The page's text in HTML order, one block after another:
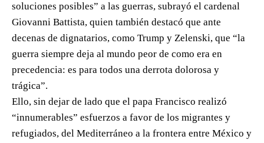
soluciones posibles” a las guerras, subrayó el cardenal
Giovanni Battista, quien también destacó que ante
decenas de dignatarios, como Trump y Zelenski, que “la
guerra siempre deja al mundo peor de como era en
precedencia: es para todos una derrota dolorosa y
trágica”.
Ello, sin dejar de lado que el papa Francisco realizó
“innumerables” esfuerzos a favor de los migrantes y
refugiados, del Mediterráneo a la frontera entre México y